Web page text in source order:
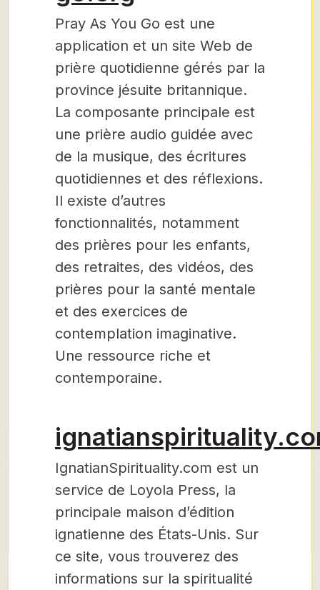
Pray As You Go est une
application et un site Web de
prière quotidienne gérés par la
province jésuite britannique.
La composante principale est
une prière audio guidée avec
de la musique, des écritures
quotidiennes et des réflexions.
Il existe d’autres
fonctionnalités, notamment
des prières pour les enfants,
des retraites, des vidéos, des
prières pour la santé mentale
et des exercices de
contemplation imaginative.
Une ressource riche et
contemporaine.
IgnatianSpirituality.com est un
service de Loyola Press, la
principale maison d’édition
ignatienne des États-Unis. Sur
ce site, vous trouverez des
informations sur la spiritualité